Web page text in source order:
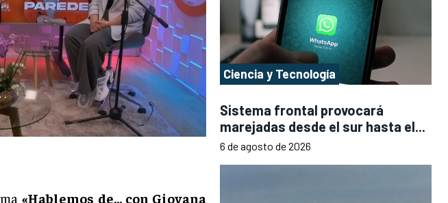
«Hablemos de… con Giovana
Ciencia y Tecnología
Sistema frontal provocará
marejadas desde el sur hasta el...
6 de agosto de 2026